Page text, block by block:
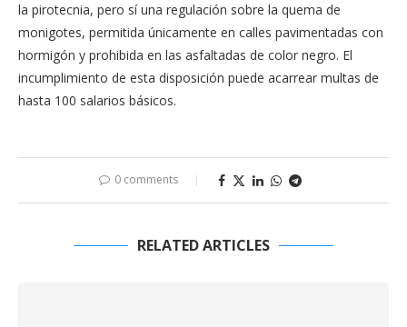
la pirotecnia, pero sí una regulación sobre la quema de
monigotes, permitida únicamente en calles pavimentadas con
hormigón y prohibida en las asfaltadas de color negro. El
incumplimiento de esta disposición puede acarrear multas de
hasta 100 salarios básicos.
0 comments
RELATED ARTICLES